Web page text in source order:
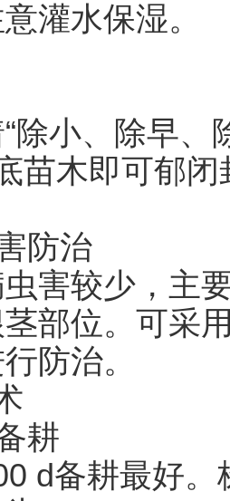
灌水保湿。
小、除早、
苗木即可郁
防治
害较少，主
部位。可采
防治。
耕
d备耕最好